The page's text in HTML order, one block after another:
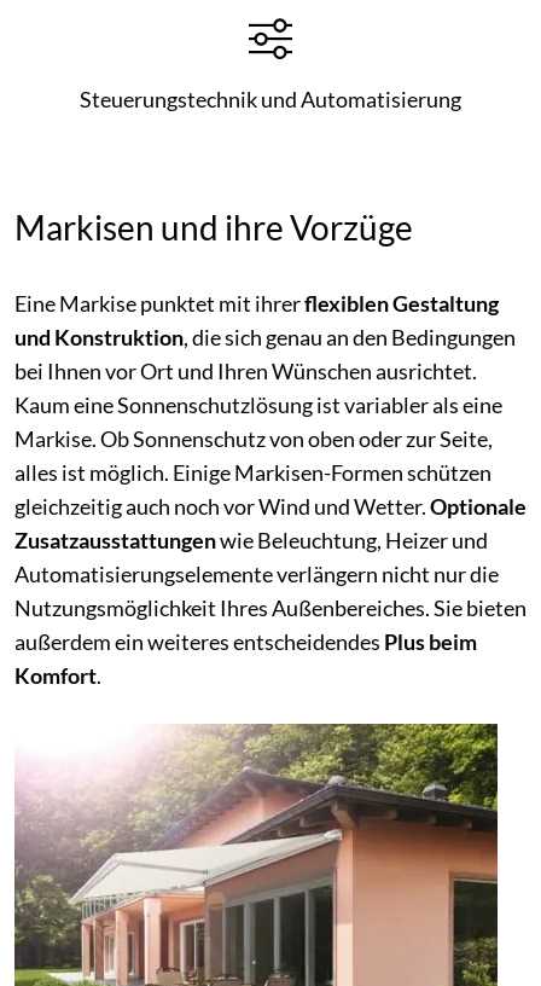
Steuerungstechnik und Automatisierung
Markisen und ihre Vorzüge
Eine Markise punktet mit ihrerflexiblen Gestaltung
und Konstruktion, die sich genau an den Bedingungen
bei Ihnen vor Ort und Ihren Wünschen ausrichtet.
Kaum eine Sonnenschutzlösung ist variabler als eine
Markise. Ob Sonnenschutz von oben oder zur Seite,
alles ist möglich. Einige Markisen-Formen schützen
gleichzeitig auch noch vor Wind und Wetter.Optionale
Zusatzausstattungenwie Beleuchtung, Heizer und
Automatisierungselemente verlängern nicht nur die
Nutzungsmöglichkeit Ihres Außenbereiches. Sie bieten
außerdem ein weiteres entscheidendes Plus beim
Komfort.